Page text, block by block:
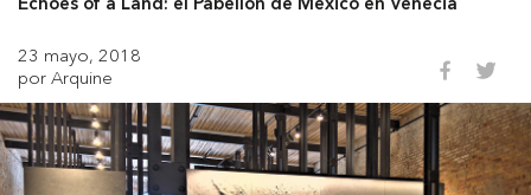
Echoes of a Land: el Pabellón de México en Venecia
23 mayo, 2018
por Arquine